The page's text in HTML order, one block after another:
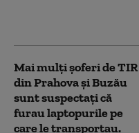
Mai mulți șoferi de TIR
din Prahova și Buzău
sunt suspectaţi că
furau laptopurile pe
care le transportau.